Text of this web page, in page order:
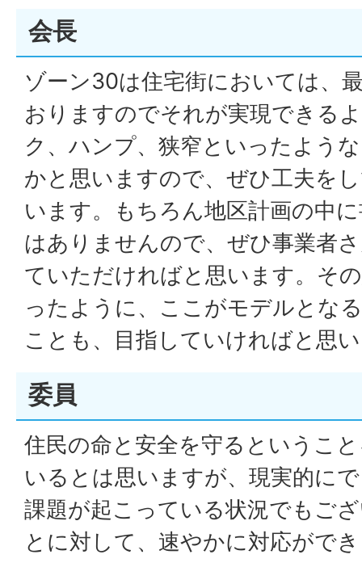
会長
ゾーン30は住宅街においては、
おりますのでそれが実現できる
ク、ハンプ、狭窄といったよう
かと思いますので、ぜひ工夫を
います。もちろん地区計画の中
はありませんので、ぜひ事業者
ていただければと思います。そ
ったように、ここがモデルとな
ことも、目指していければと思
委員
住民の命と安全を守るというこ
いるとは思いますが、現実的に
課題が起こっている状況でもご
とに対して、速やかに対応がで